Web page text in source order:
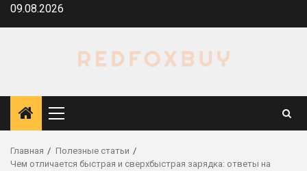
Перейти
09.08.2026
Основное
меню
Главная
Полезные статьи
Чем отличается быстрая и сверхбыстрая зарядка: ответы на